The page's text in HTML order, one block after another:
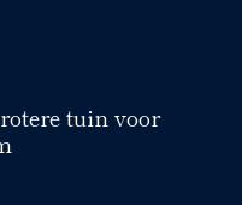
tuin voor